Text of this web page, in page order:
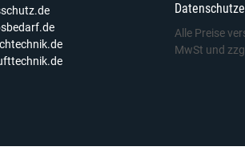
Alle Preise
MwSt und